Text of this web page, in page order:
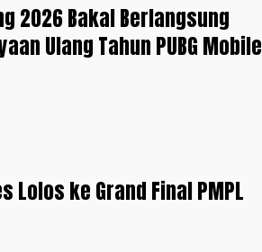
2026 Bakal Berlangsung
Ulang Tahun PUBG Mobile
Lolos ke Grand Final PMPL